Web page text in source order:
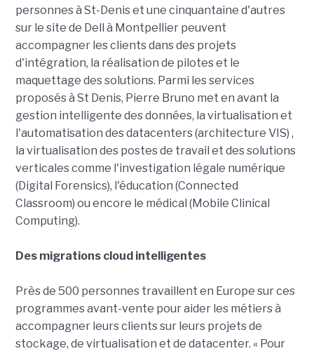
personnes à St-Denis et une cinquantaine d'autres
sur le site de Dell à Montpellier peuvent
accompagner les clients dans des projets
d'intégration, la réalisation de pilotes et le
maquettage des solutions. Parmi les services
proposés à St Denis, Pierre Bruno met en avant la
gestion intelligente des données, la virtualisation et
l'automatisation des datacenters (architecture VIS) ,
la virtualisation des postes de travail et des solutions
verticales comme l'investigation légale numérique
(Digital Forensics), l'éducation (Connected
Classroom) ou encore le médical (Mobile Clinical
Computing).
Des migrations cloud intelligentes
Près de 500 personnes travaillent en Europe sur ces
programmes avant-vente pour aider les métiers à
accompagner leurs clients sur leurs projets de
stockage, de virtualisation et de datacenter. « Pour